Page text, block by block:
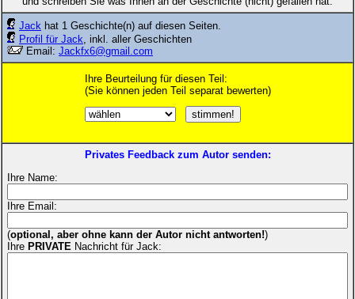
Jack hat 1 Geschichte(n) auf diesen Seiten.
Profil für Jack, inkl. aller Geschichten
Email: Jackfx6@gmail.com
Ihre Beurteilung für diesen Teil:
(Sie können jeden Teil separat bewerten)
Privates Feedback zum Autor senden:
Ihre Name:
Ihre Email:
(optional, aber ohne kann der Autor nicht antworten!)
Ihre PRIVATE Nachricht für Jack: